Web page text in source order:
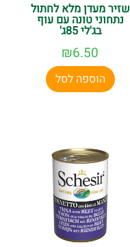
שזיר מעדן מלא לחתול
נתחוני טונה עם עוף
בג'לי 85ג'
₪6.50
הוספה לסל